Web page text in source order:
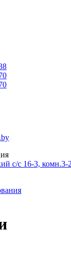
с/с 16-3, комн.3-2